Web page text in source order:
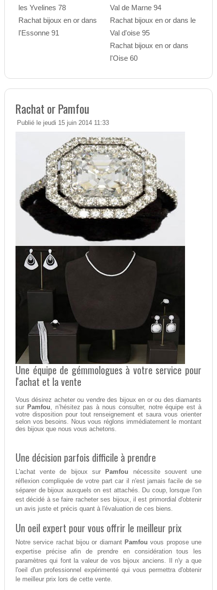
les Yvelines 78
Rachat bijoux en or dans
l'Essonne 91
Val de Marne 94
Rachat bijoux en or dans le
Val d'oise 95
Rachat bijoux en or dans
l'Oise 60
Rachat or Pamfou
Publié le jeudi 15 juin 2014 11:33
Une équipe de gémmologues à votre service pour
l'achat et la vente
Vous désirez acheter ou vendre des bijoux en or ou des diamants
sur Pamfou, n’hésitez pas à nous consulter, notre équipe est à
votre disposition pour tout renseignement et saura vous orienter
selon vos besoins. Nous vous réglons immédiatement le montant
des bijoux que nous vous achetons.
Une décision parfois difficile à prendre
L'achat vente de bijoux sur Pamfou nécessite souvent une
réflexion compliquée de votre part car il n'est jamais facile de se
séparer de bijoux auxquels on est attachés. Du coup, lorsque l'on
est décidé à se faire racheter ses bijoux, il est primordial d'obtenir
un avis juste et précis quant à l'évaluation de ces biens.
Un oeil expert pour vous offrir le meilleur prix
Notre service rachat bijou or diamant Pamfou vous propose une
expertise précise afin de prendre en considération tous les
paramètres qui font la valeur de vos bijoux anciens. Il n'y a que
l'oeil d'un professionnel expérimenté qui vous permettra d'obtenir
le meilleur prix lors de cette vente.